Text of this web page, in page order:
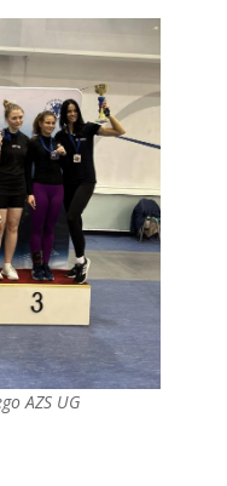
AZS UG